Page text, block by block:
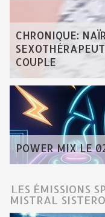
CHRONIQUE:
COUPLE
POWER MIX LE
LES ÉMISSIONS
MISTRAL